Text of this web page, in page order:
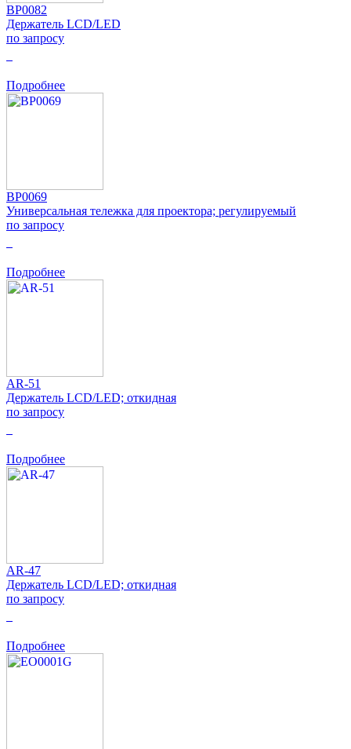
BP0082
Держатель LCD/LED
по запросу
Подробнее
BP0069
Универсальная тележка для проектора; регулируемый
по запросу
Подробнее
AR-51
Держатель LCD/LED; откидная
по запросу
Подробнее
AR-47
Держатель LCD/LED; откидная
по запросу
Подробнее